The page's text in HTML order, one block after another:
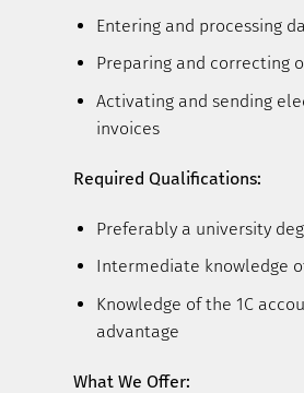
Entering and processing
Preparing and correcting
Activating and sending
invoices
Required Qualifications:
Preferably a university
Intermediate knowledge
Knowledge of the 1C
advantage
What We Offer: